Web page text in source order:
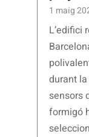
1 maig
L’edifici
durant
sensors
formigó